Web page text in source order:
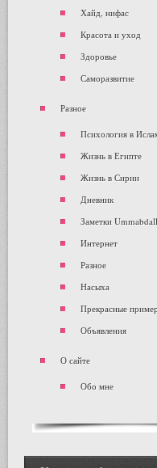
Хайд, нифас
Красота и уход
Здоровье
Саморазвитие
Разное
Психология в
Жизнь в Египте
Жизнь в Сирии
Дневник
Заметки
Интернет
Разное
Насыха
Прекрасные
Объявления
О сайте
Обо мне